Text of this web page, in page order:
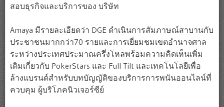
สอบธุรกิจและบริการของ บริษัท
Amaya มีรายละเอียดว่า DGE ดำเนินการสัมภาษณ์สาบานกับ
ประชาชนมากกว่า70 รายและการเยี่ยมชมเขตอำนาจศาล
ระหว่างประเทศประมาณครึ่งโหลพร้อมความคิดเห็นเพิ่ม
เติมเกี่ยวกับ PokerStars และ Full Tilt และเทคโนโลยีเพื่อ
ล้างแบรนด์สำหรับบทบัญญัติของบริการการพนันออนไลน์ที่
ควบคุม ผู้บริโภคนิวเจอร์ซีย์